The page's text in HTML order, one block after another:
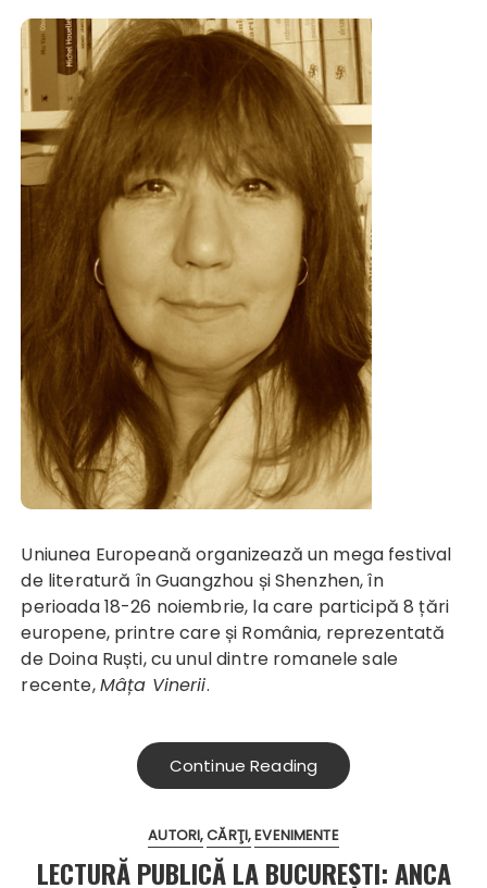
Uniunea Europeană organizează un mega festival
de literatură în Guangzhou și Shenzhen, în
perioada 18-26 noiembrie, la care participă 8 țări
europene, printre care și România, reprezentată
de Doina Ruști, cu unul dintre romanele sale
recente,Mâța Vinerii.
Continue Reading
AUTORI CĂRŢI EVENIMENTE
LECTURĂ PUBLICĂ LA BUCUREȘTI: ANCA